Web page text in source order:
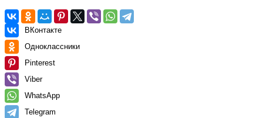
ВКонтакте
Одноклассники
Pinterest
Viber
WhatsApp
Telegram